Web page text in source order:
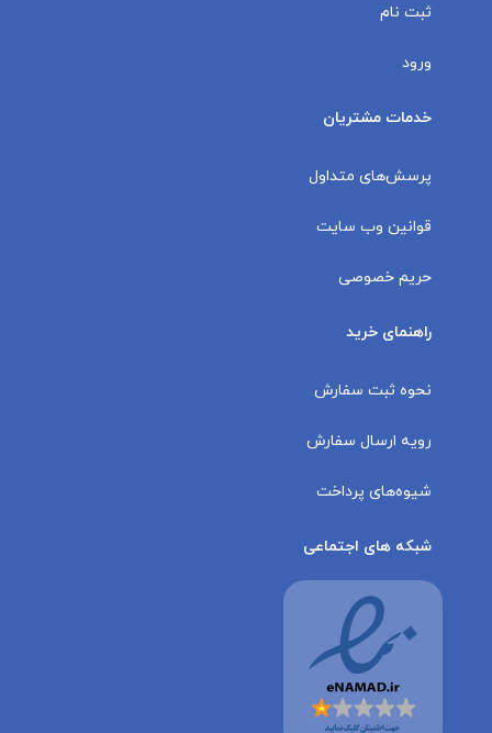
ثبت نام
ورود
خدمات مشتریان
پرسش‌های متداول
قوانین وب سایت
حریم خصوصی
راهنمای خرید
نحوه ثبت سفارش
رویه ارسال سفارش
شیوه‌های پرداخت
شبکه های اجتماعی